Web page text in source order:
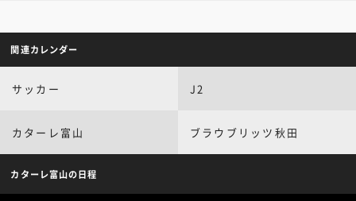
関連カレンダー
サッカー J2
カターレ富山 ブラウブリッツ秋田
カターレ富山の日程